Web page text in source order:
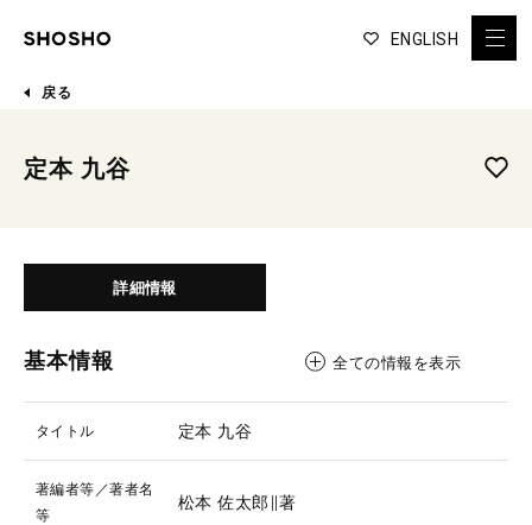
ENGLISH
戻る
定本 九谷
詳細情報
基本情報 全ての情報を表示
タイトル 定本 九谷
著編者等／著者名
等
松本 佐太郎∥著